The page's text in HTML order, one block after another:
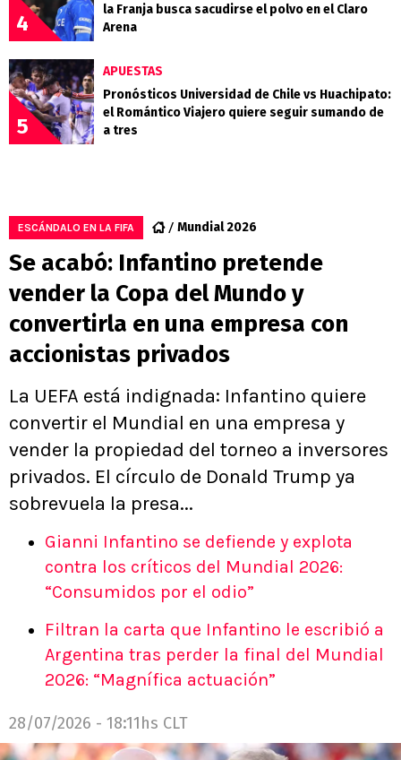
4
la Franja busca sacudirse el polvo en el Claro
Arena
5
APUESTAS
Pronósticos Universidad de Chile vs Huachipato:
el Romántico Viajero quiere seguir sumando de
a tres
ESCÁNDALO EN LA FIFA Mundial 2026
Se acabó: Infantino pretende
vender la Copa del Mundo y
convertirla en una empresa con
accionistas privados
La UEFA está indignada: Infantino quiere
convertir el Mundial en una empresa y
vender la propiedad del torneo a inversores
privados. El círculo de Donald Trump ya
sobrevuela la presa...
Gianni Infantino se defiende y explota
contra los críticos del Mundial 2026:
“Consumidos por el odio”
Filtran la carta que Infantino le escribió a
Argentina tras perder la final del Mundial
2026: “Magnífica actuación”
28/07/2026 - 18:11hs CLT